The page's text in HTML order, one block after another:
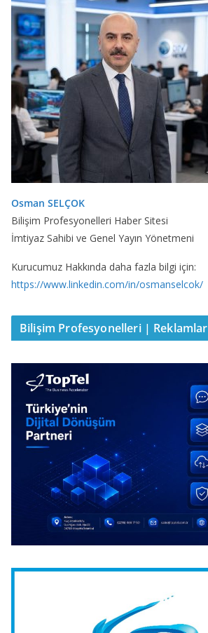
Osman SELÇOK
Bilişim Profesyonelleri Haber Sitesi
İmtiyaz Sahibi ve Genel Yayın Yönetmeni
Kurucumuz Hakkında daha fazla bilgi için:
https://www.linkedin.com/in/osmanselcok/
Bilişim Profesyonelleri | Reklamlar